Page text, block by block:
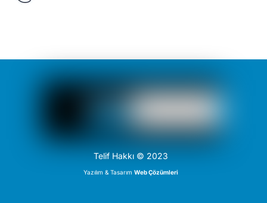
Telif Hakkı © 2023
Yazılım & TasarımWeb Çözümleri